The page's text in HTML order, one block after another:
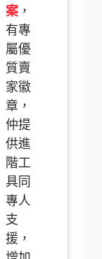
案 ，
有專
屬優
質賣
家徽
章，
仲提
供進
階工
具同
專人
支
援，